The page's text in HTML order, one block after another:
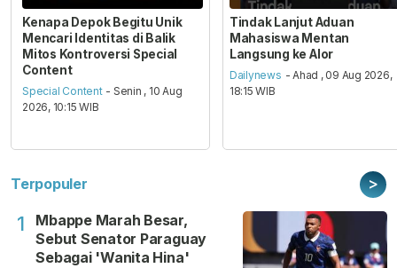
Kenapa Depok Begitu Unik
Mencari Identitas di Balik
Mitos Kontroversi Special
Content
Special Content - Senin , 10 Aug
2026, 10:15 WIB
Tindak Lanjut Aduan
Mahasiswa Mentan
Langsung ke Alor
Dailynews - Ahad , 09 Aug 2026,
18:15 WIB
Terpopuler >
1
Mbappe Marah Besar,
Sebut Senator Paraguay
Sebagai 'Wanita Hina'